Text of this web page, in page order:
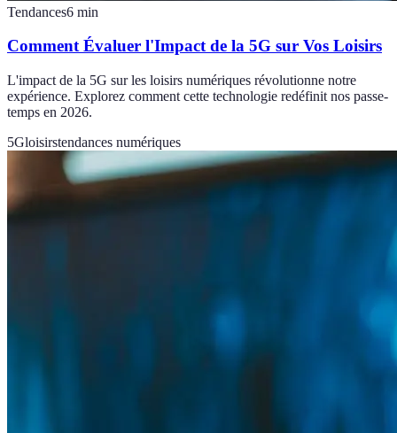
Tendances6 min
Comment Évaluer l'Impact de la 5G sur Vos Loisirs
L'impact de la 5G sur les loisirs numériques révolutionne notre
expérience. Explorez comment cette technologie redéfinit nos passe-
temps en 2026.
5Gloisirstendances numériques